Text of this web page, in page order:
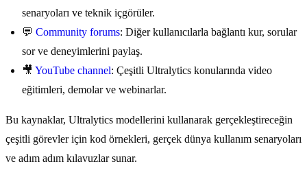
senaryoları ve teknik içgörüler.
💬 Community forums: Diğer kullanıcılarla bağlantı kur, sorular
sor ve deneyimlerini paylaş.
🎥 YouTube channel: Çeşitli Ultralytics konularında video
eğitimleri, demolar ve webinarlar.
Bu kaynaklar, Ultralytics modellerini kullanarak gerçekleştireceğin
çeşitli görevler için kod örnekleri, gerçek dünya kullanım senaryoları
ve adım adım kılavuzlar sunar.